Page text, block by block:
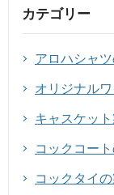
カテゴリー
アロハシャ
オリジナル
キャスケッ
コックコー
コックタイ